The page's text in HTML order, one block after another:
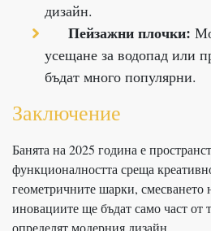
дизайн.
Пейзажни плочки:
усещане за водопад или
бъдат много популярни.
Заключение
Банята на 2025 година е
функционалността среща
геометричните шарки, смесването
иновациите ще бъдат само част от